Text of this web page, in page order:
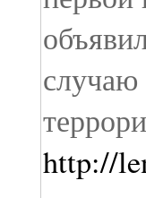
http://